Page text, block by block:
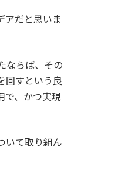
アだと思いま
ならば、その
回すという良
で、かつ実現
いて取り組ん